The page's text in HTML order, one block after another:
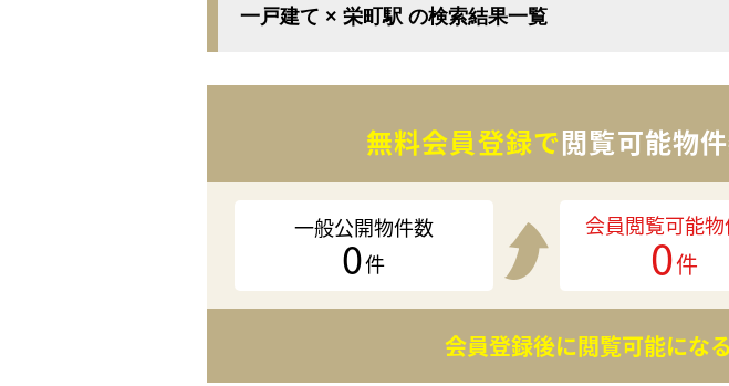
一戸建て × 栄町駅 の検索結果一覧
無料会員登録で閲覧可能物
一般公開物件数
0件
会員閲覧可能
0件
会員登録後に閲覧可能にな